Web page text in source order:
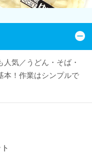
気／うどん・そば・
！作業はシンプルで